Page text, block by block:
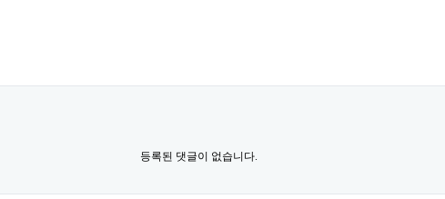
등록된 댓글이 없습니다.